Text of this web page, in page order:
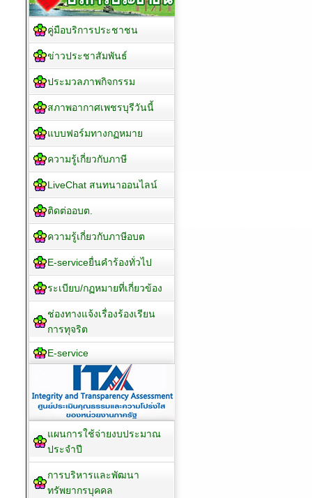
คู่มือบริการประชาชน
ข่าวประชาสัมพันธ์
ประมวลภาพกิจกรรม
สภาพอากาศเพชรบุรีวันนี้
แบบฟอร์มทางกฏหมาย
ความรู้เกี่ยวกับภาษี
LiveChat สนทนาออนไลน์
ติดต่ออบต.
ความรู้เกี่ยวกับภาษีอบต
E-serviceยื่นคำร้องทั่วไป
ระเบียบ/กฏหมายที่เกี่ยวข้อง
ช่องทางแจ้งเรื่องร้องเรียน
การทุจริต
E-service
แผนการใช้จ่ายงบประมาณ
ประจำปี
การบริหารและพัฒนา
ทรัพยากรบุคคล